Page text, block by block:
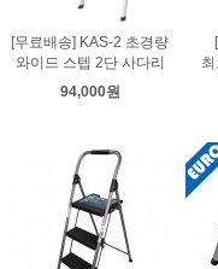
[무료배송] KAS-2 초경량
와이드 스텝 2단 사다리
94,000원